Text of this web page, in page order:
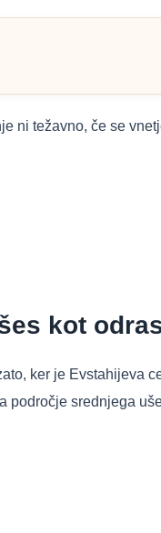
ni težavno, če se
kot
ker je
področje srednjega